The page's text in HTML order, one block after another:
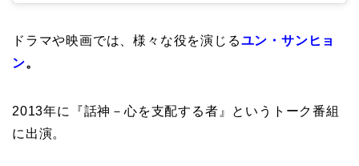
ドラマや映画では、様々な役を演じるユン・サンヒョ
ン。
2013年に『話神－心を支配する者』というトーク番組
に出演。